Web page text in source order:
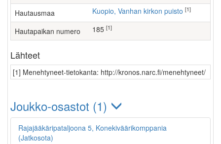
Hautausmaa Kuopio, Vanhan kirkon puisto [1]
Hautapaikan numero 185 [1]
Lähteet
[1] Menehtyneet-tietokanta: http://kronos.narc.fi/menehtyneet/
Joukko-osastot (1)
Rajajääkäripataljoona 5, Konekiväärikomppania
(Jatkosota)